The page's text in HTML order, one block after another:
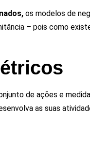
os modelos de
– pois como
de ações e
as suas